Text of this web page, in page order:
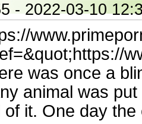
- 2022-03-10
was once a
animal was
of it. One day